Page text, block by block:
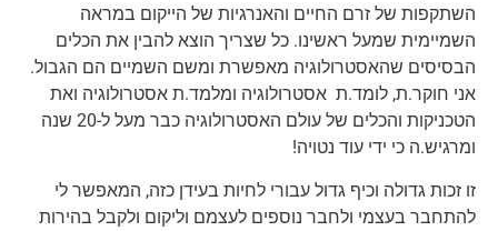
השתקפות של זרם החיים והאנרגיות של הייקום במראה
השמיימית שמעל ראשינו. כל שצריך הוצא להבין את הכלים
הבסיסים שהאסטרולוגיה מאפשרת ומשם השמיים הם הגבול.
אני חוקר.ת, לומד.ת אסטרולוגיה ומלמד.ת אסטרולוגיה ואת
הטכניקות והכלים של עולם האסטרולוגיה כבר מעל ל-20 שנה
ומרגיש.ה כי ידי עוד נטויה!
זו זכות גדולה וכיף גדול עבורי לחיות בעידן כזה, המאפשר לי
להתחבר בעצמי ולחבר נוספים לעצמם וליקום ולקבל בהירות